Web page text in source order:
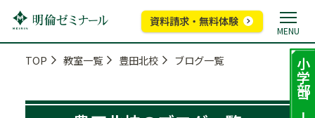
資料請求・無料体験
MENU
小学部
TOP 教室一覧 豊田北校 ブログ一覧